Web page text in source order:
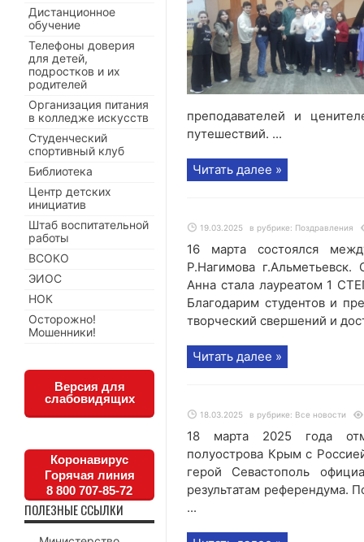
преподавателей и
путешествий. ...
Читать далее »
19.03.2025 в рубрике: Поздравления
16 марта состоялся
Р.Нагимова
Анна стала лауреатом 1
Благодарим студентов и
творческий свершений и
Читать далее »
18.03.2025 в рубрике: Все новости
18 марта 2025 года
полуострова Крым с
герой Севастополь
результатам референдума.
...
Дистанционное
обучение
Телефоны доверия
для детей,
подростков и их
родителей
Организация питания
в колледже искусств
Студенческий
спортивный клуб
Библиотека
Центр детских
инициатив
Штаб воспитательной
работы
ВСОКО
ЭИОС
НОК
Осторожно!
Мошенники!
Версия для
слабовидящих
Коронавирус
Горячая линия
8 800 707-85-72
ПОЛЕЗНЫЕ ССЫЛКИ